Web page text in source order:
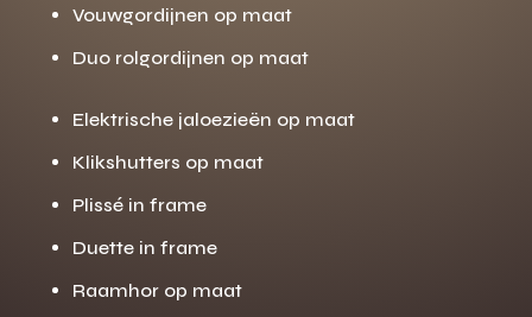
Vouwgordijnen op maat
Duo rolgordijnen op maat
Elektrische jaloezieën op maat
Klikshutters op maat
Plissé in frame
Duette in frame
Raamhor op maat